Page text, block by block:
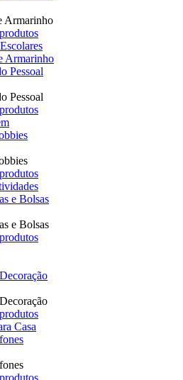
Armarinho
Armarinho
Pessoal
Pessoal
e Bolsas
e Bolsas
Casa